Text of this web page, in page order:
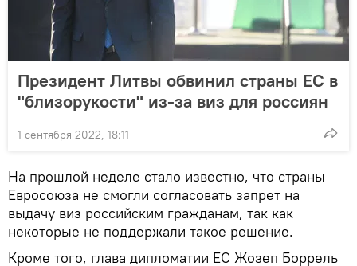
Президент Литвы обвинил страны ЕС в
"близорукости" из-за виз для россиян
1 сентября 2022, 18:11
На прошлой неделе стало известно, что страны
Евросоюза не смогли согласовать запрет на
выдачу виз российским гражданам, так как
некоторые не поддержали такое решение.
Кроме того, глава дипломатии ЕС Жозеп Боррель